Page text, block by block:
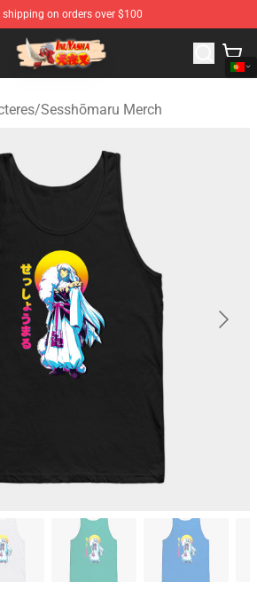
shipping on orders over $100
Official Inuyasha Merchandise Shop
/Sesshōmaru Merch